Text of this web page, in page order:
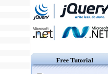
Free Tutorial